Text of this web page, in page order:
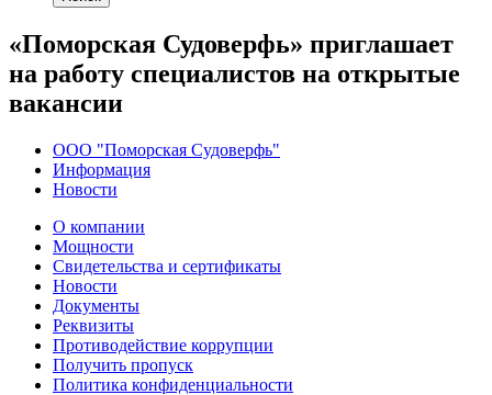
«Поморская Судоверфь» приглашает
на работу специалистов на открытые
вакансии
ООО "Поморская Судоверфь"
Информация
Новости
О компании
Мощности
Свидетельства и сертификаты
Новости
Документы
Реквизиты
Противодействие коррупции
Получить пропуск
Политика конфиденциальности